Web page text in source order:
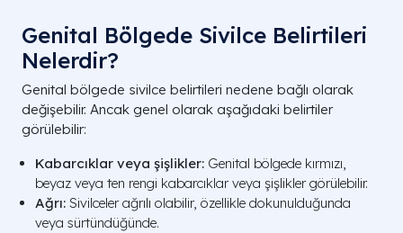
Genital Bölgede Sivilce Belirtileri
Nelerdir?
Genital bölgede sivilce belirtileri nedene bağlı olarak
değişebilir. Ancak genel olarak aşağıdaki belirtiler
görülebilir:
Kabarcıklar veya şişlikler: Genital bölgede kırmızı,
beyaz veya ten rengi kabarcıklar veya şişlikler görülebilir.
Ağrı: Sivilceler ağrılı olabilir, özellikle dokunulduğunda
veya sürtündüğünde.